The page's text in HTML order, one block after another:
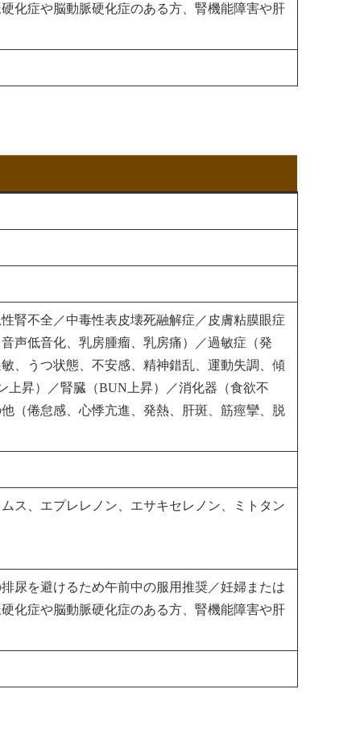
化症や脳動脈硬化症のある方、腎機能障害や肝
腎不全／中毒性表皮壊死融解症／皮膚粘膜眼症
声低音化、乳房腫瘤、乳房痛）／過敏症（発
、うつ状態、不安感、精神錯乱、運動失調、傾
上昇）／腎臓（BUN上昇）／消化器（食欲不
（倦怠感、心悸亢進、発熱、肝斑、筋痙攣、脱
ス、エプレレノン、エサキセレノン、ミトタン
尿を避けるため午前中の服用推奨／妊婦または
化症や脳動脈硬化症のある方、腎機能障害や肝